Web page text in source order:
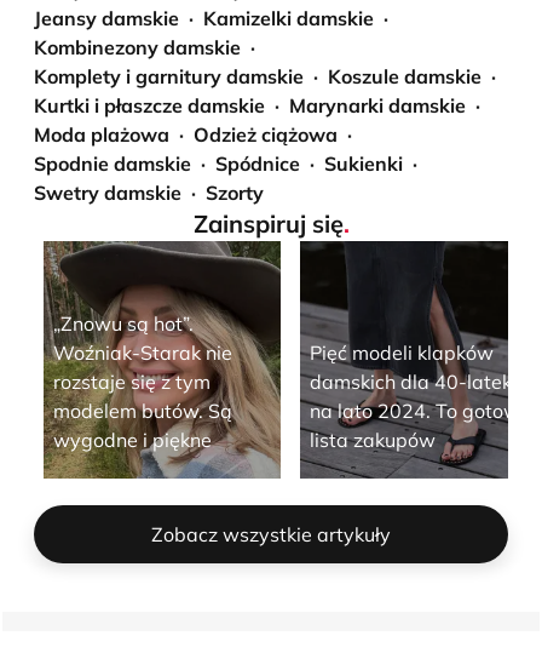
Jeansy damskie
Kamizelki damskie
Kombinezony damskie
Komplety i garnitury damskie
Koszule damskie
Kurtki i płaszcze damskie
Marynarki damskie
Moda plażowa
Odzież ciążowa
Spodnie damskie
Spódnice
Sukienki
Swetry damskie
Szorty
Zainspiruj się.
„Znowu są hot”.
Woźniak-Starak nie
rozstaje się z tym
modelem butów. Są
wygodne i piękne
Pięć modeli klapków
damskich dla 40-latek
na lato 2024. To gotowa
lista zakupów
Zobacz wszystkie artykuły